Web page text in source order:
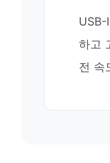
USB-
하고
전 속